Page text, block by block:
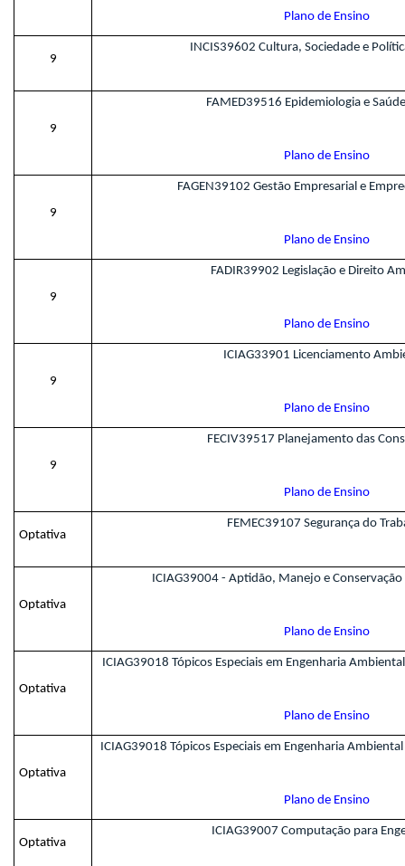
Plano de Ensino
9
INCIS39602 Cultura, Sociedade e
9
FAMED39516 Epidemiologia e
Plano de Ensino
9
FAGEN39102 Gestão Empresarial e
Plano de Ensino
9
FADIR39902 Legislação e Direito
Plano de Ensino
9
ICIAG33901 Licenciamento
Plano de Ensino
9
FECIV39517 Planejamento das
Plano de Ensino
Optativa
FEMEC39107 Segurança do
Optativa
ICIAG39004 - Aptidão, Manejo e Conservação
Plano de Ensino
Optativa
ICIAG39018 Tópicos Especiais em Engenharia
Plano de Ensino
Optativa
ICIAG39018 Tópicos Especiais em Engenharia
Plano de Ensino
Optativa
ICIAG39007 Computação para